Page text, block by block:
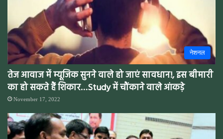
नेशनल
तेज आवाज में म्यूजिक सुनने वाले हो जाएं सावधान!, इस बीमारी
का हो सकते हैं शिकार…Study में चौंकाने वाले आंकड़े
November 17, 2022